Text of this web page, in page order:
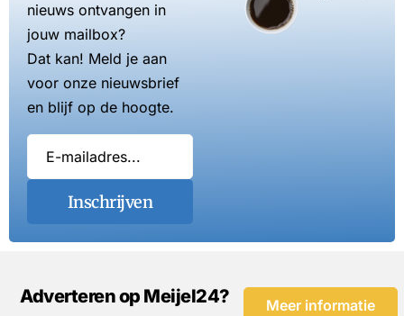
nieuws ontvangen in
jouw mailbox?
Dat kan! Meld je aan
voor onze nieuwsbrief
en blijf op de hoogte.
Inschrijven
Adverteren op Meijel24? Meer informatie